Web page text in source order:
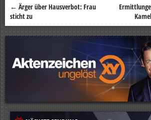
Beitragsnavigation
← Ärger über Hausverbot: Frau
sticht zu